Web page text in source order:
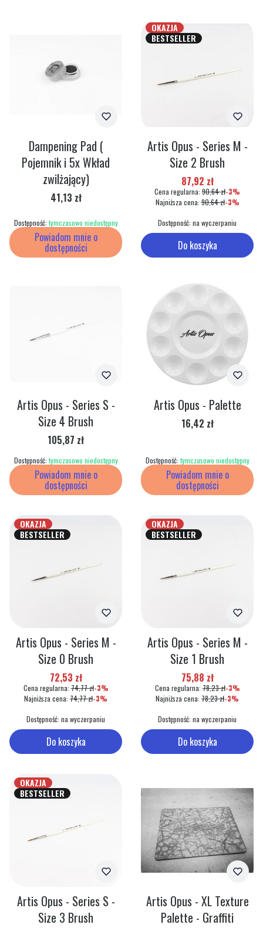
Powiadom mnie o
dostępności
Dampening Pad (
Pojemnik i 5x Wkład
zwilżający)
Cena
41,13 zł
Dostępność: tymczasowo niedostępny
OKAZJA
BESTSELLER
Do koszyka
Artis Opus - Series M -
Size 2 Brush
Cena promocyjna
87,92 zł
Cena regularna: 90,64 zł-3%
Najniższa cena: 90,64 zł-3%
Dostępność: na wyczerpaniu
Powiadom mnie o
dostępności
Artis Opus - Series S -
Size 4 Brush
Cena
105,87 zł
Dostępność: tymczasowo niedostępny
Powiadom mnie o
dostępności
Artis Opus - Palette
Cena
16,42 zł
Dostępność: tymczasowo niedostępny
OKAZJA
BESTSELLER
Do koszyka
Artis Opus - Series M -
Size 0 Brush
Cena promocyjna
72,53 zł
Cena regularna: 74,77 zł-3%
Najniższa cena: 74,77 zł-3%
Dostępność: na wyczerpaniu
OKAZJA
BESTSELLER
Do koszyka
Artis Opus - Series M -
Size 1 Brush
Cena promocyjna
75,88 zł
Cena regularna: 78,23 zł-3%
Najniższa cena: 78,23 zł-3%
Dostępność: na wyczerpaniu
OKAZJA
BESTSELLER
Artis Opus - Series S -
Size 3 Brush
Artis Opus - XL Texture
Palette - Graffiti